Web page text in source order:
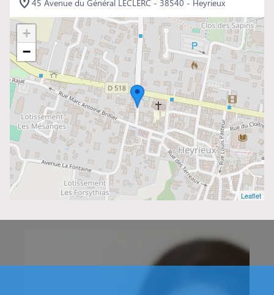
45 Avenue du Général LECLERC - 38540 - Heyrieux
+
−
Leaflet